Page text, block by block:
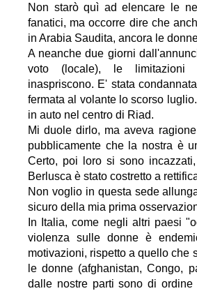
Non starò quì ad elencare le
fanatici, ma occorre dire che
in Arabia Saudita, ancora le
A neanche due giorni
voto (locale), le limitazioni
inaspriscono. E' stata
fermata al volante lo scorso
in auto nel centro di Riad.
Mi duole dirlo, ma aveva
pubblicamente che la nostra è
Certo, poi loro si sono
Berlusca è stato costretto a
Non voglio in questa sede
sicuro della mia prima
In Italia, come negli altri paesi
violenza sulle donne è
motivazioni, rispetto a quello che
le donne (afghanistan, Congo,
dalle nostre parti sono di